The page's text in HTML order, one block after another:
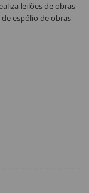
leilões de obras
espólio de obras